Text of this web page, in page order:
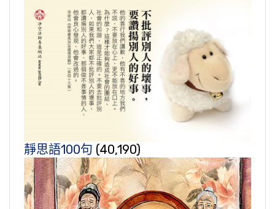
靜思語100句 (40,190)